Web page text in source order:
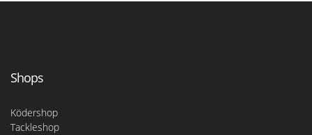
Shops
Ködershop
Tackleshop